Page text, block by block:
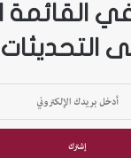
القائمة
التحديثات